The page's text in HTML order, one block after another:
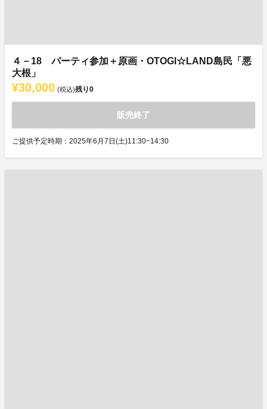
４－18 パーティ参加＋原画・OTOGI☆LAND島民「悪
大根」
¥30,000 (税込)残り0
販売終了
ご提供予定時期：2025年6月7日(土)11:30~14:30